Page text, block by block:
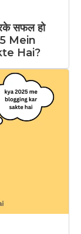
सफल हो
Mein
Hai?